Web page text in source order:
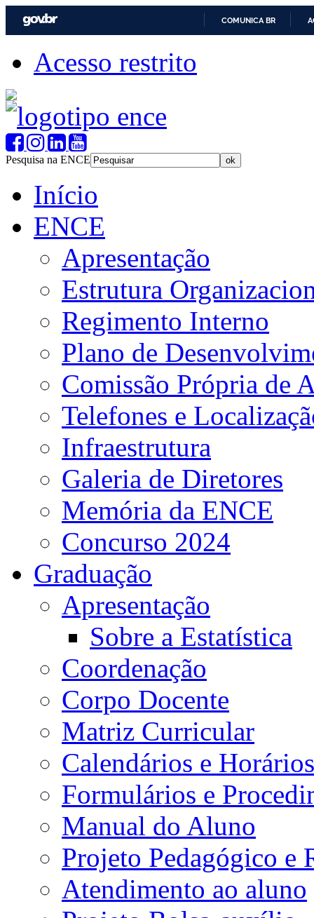
COMUNICA BR
Acesso restrito
Pesquisa na ENCE
Início
ENCE
Apresentação
Estrutura
Regimento Interno
Plano de
Comissão Própria de
Telefones e
Infraestrutura
Galeria de Diretores
Memória da ENCE
Concurso 2024
Graduação
Apresentação
Sobre a Estatística
Coordenação
Corpo Docente
Matriz Curricular
Calendários e Horários
Formulários e
Manual do Aluno
Projeto Pedagógico e
Atendimento ao aluno